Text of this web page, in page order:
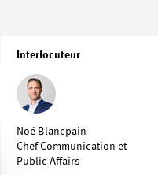
Interlocuteur
Noé Blancpain
Chef Communication et
Public Affairs